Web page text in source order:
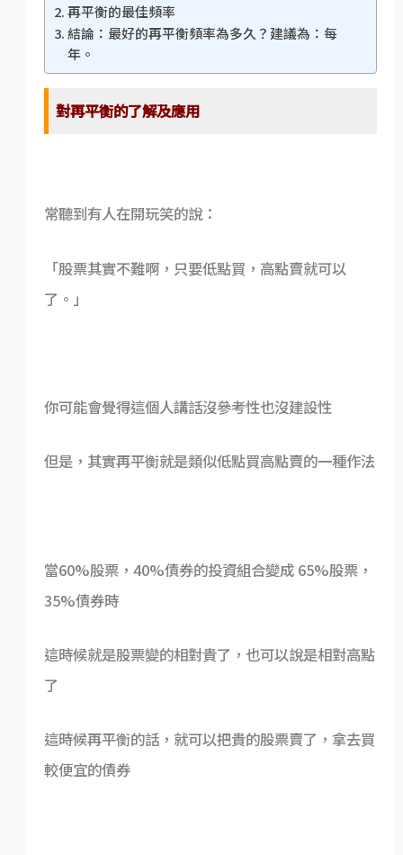
再平衡的最佳頻率
結論：最好的再平衡頻率為多久？建議為：每
年。
對再平衡的了解及應用
常聽到有人在開玩笑的說：
「股票其實不難啊，只要低點買，高點賣就可以
了。」
你可能會覺得這個人講話沒參考性也沒建設性
但是，其實再平衡就是類似低點買高點賣的一種作法
當60%股票，40%債券的投資組合變成 65%股票，
35%債券時
這時候就是股票變的相對貴了，也可以說是相對高點
了
這時候再平衡的話，就可以把貴的股票賣了，拿去買
較便宜的債券